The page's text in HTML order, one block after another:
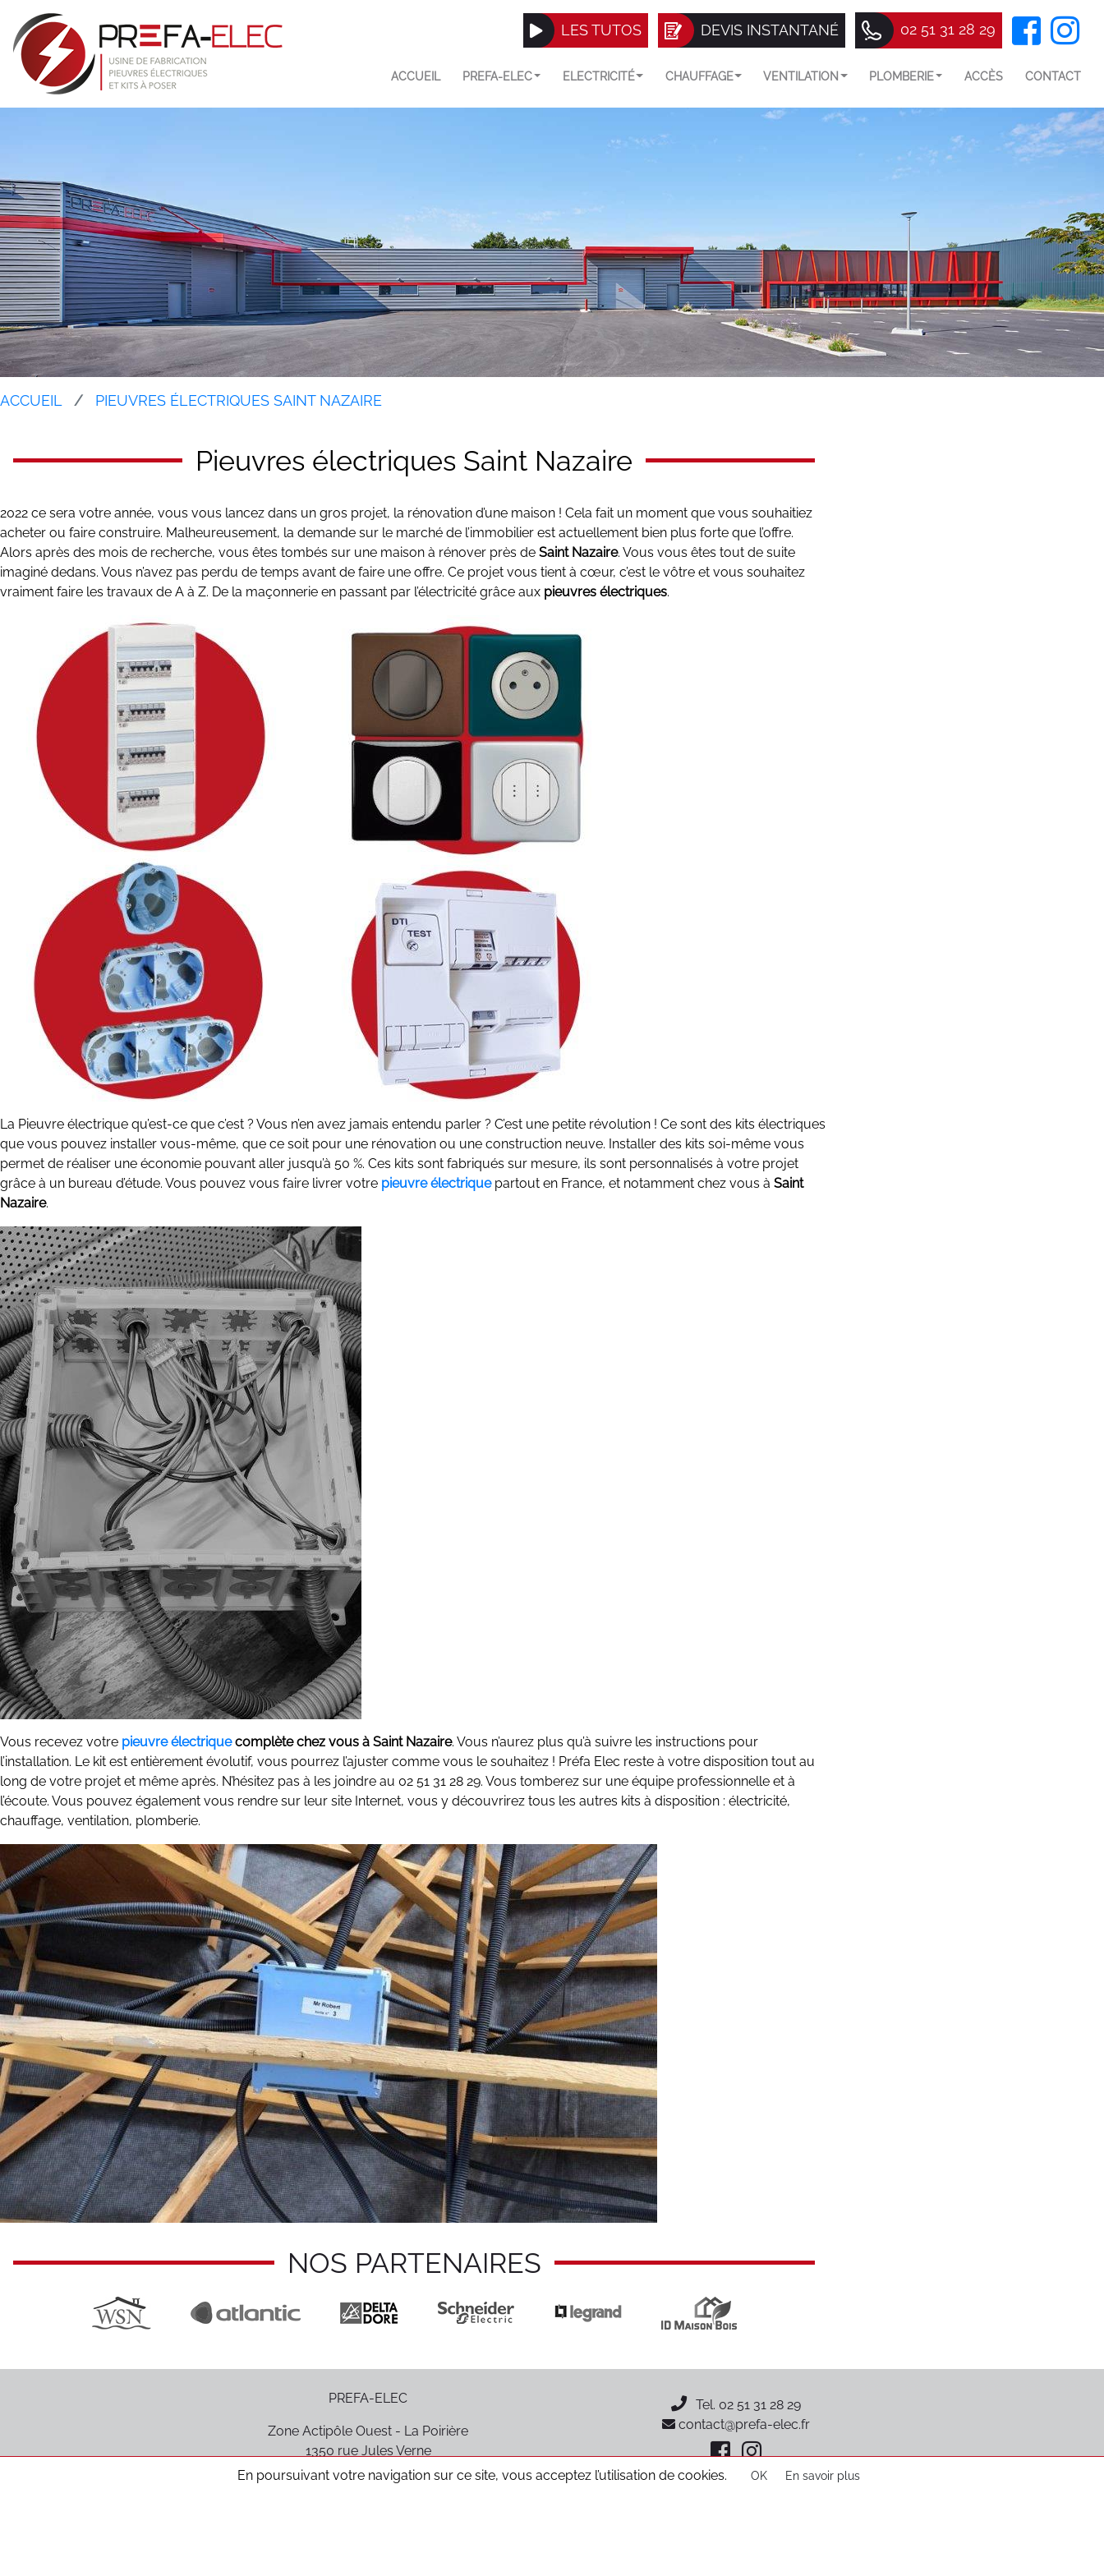
LES TUTOS DEVIS INSTANTANÉ 02 51 31 28 29
ACCUEIL PREFA-ELEC ELECTRICITÉ CHAUFFAGE VENTILATION PLOMBERIE ACCÈS CONTACT
ACCUEIL PIEUVRES ÉLECTRIQUES SAINT NAZAIRE
Pieuvres électriques Saint Nazaire
2022 ce sera votre année, vous vous lancez dans un gros projet, la rénovation d’une maison ! Cela fait un moment que vous souhaitiez
acheter ou faire construire. Malheureusement, la demande sur le marché de l’immobilier est actuellement bien plus forte que l’offre.
Alors après des mois de recherche, vous êtes tombés sur une maison à rénover près de Saint Nazaire. Vous vous êtes tout de suite
imaginé dedans. Vous n’avez pas perdu de temps avant de faire une offre. Ce projet vous tient à cœur, c’est le vôtre et vous souhaitez
vraiment faire les travaux de A à Z. De la maçonnerie en passant par l’électricité grâce aux pieuvres électriques.
La Pieuvre électrique qu’est-ce que c’est ? Vous n’en avez jamais entendu parler ? C’est une petite révolution ! Ce sont des kits électriques
que vous pouvez installer vous-même, que ce soit pour une rénovation ou une construction neuve. Installer des kits soi-même vous
permet de réaliser une économie pouvant aller jusqu’à 50 %. Ces kits sont fabriqués sur mesure, ils sont personnalisés à votre projet
grâce à un bureau d’étude. Vous pouvez vous faire livrer votre pieuvre électriquepartout en France, et notamment chez vous à Saint
Nazaire.
Vous recevez votre pieuvre électriquecomplète chez vous à Saint Nazaire. Vous n’aurez plus qu’à suivre les instructions pour
l’installation. Le kit est entièrement évolutif, vous pourrez l’ajuster comme vous le souhaitez ! Préfa Elec reste à votre disposition tout au
long de votre projet et même après. N’hésitez pas à les joindre au 02 51 31 28 29. Vous tomberez sur une équipe professionnelle et à
l’écoute. Vous pouvez également vous rendre sur leur site Internet, vous y découvrirez tous les autres kits à disposition : électricité,
chauffage, ventilation, plomberie.
NOS PARTENAIRES
PREFA-ELEC
Zone Actipôle Ouest - La Poirière
1350 rue Jules Verne
85170 Le Poiré-sur-Vie
Tel. 02 51 31 28 29
contact@prefa-elec.fr
En poursuivant votre navigation sur ce site, vous acceptez l’utilisation de cookies. OK En savoir plus